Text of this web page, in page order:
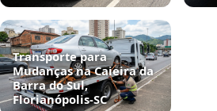
Transporte para
Mudanças na Caieira da
Barra do Sul,
Florianópolis‑SC